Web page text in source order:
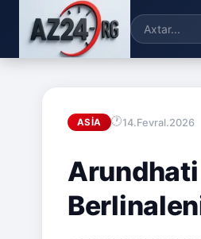
ASIA 14.Fevral.2026
Arundhati